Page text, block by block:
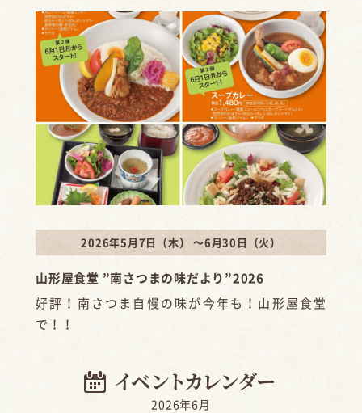
2026年5月7日（木） ～6月30日（火）
山形屋食堂 ”南さつまの味だより”2026
好評！南さつま自慢の味が今年も！山形屋食堂
で！！
2026年6月